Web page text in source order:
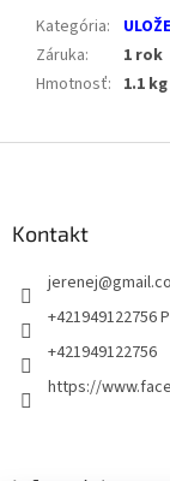
Kategória:
Záruka:
1 rok
Hmotnosť: 1.1 kg
Kontakt
jerenej@
+421949122756
+421949122756
https://